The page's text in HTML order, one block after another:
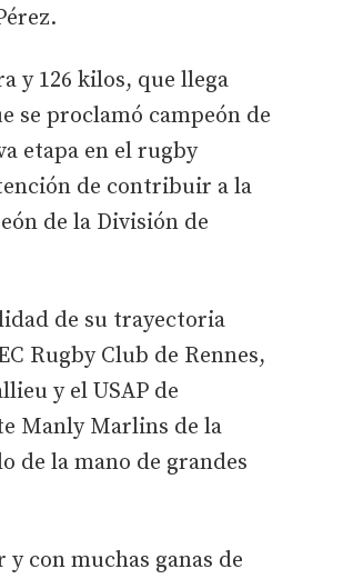
y 126 kilos, que llega
se proclamó campeón de
etapa en el rugby
de contribuir a la
de la División de
de su trayectoria
Rugby Club de Rennes,
y el USAP de
Manly Marlins de la
de la mano de grandes
con muchas ganas de